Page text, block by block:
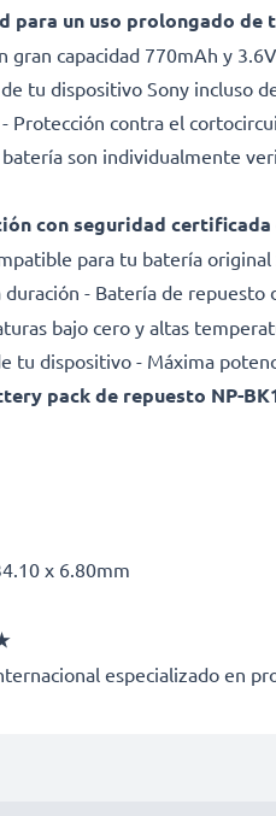
para un uso prolongado de
gran capacidad 770mAh y
tu dispositivo Sony incluso
Protección contra el
batería son individualmente
con seguridad
para tu batería original
- Batería de repuesto
bajo cero y altas
tu dispositivo - Máxima
pack de repuesto NP-
x 6.80mm
especializado en